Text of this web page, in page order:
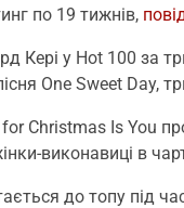
по 19 тижнів,
Кері у Hot 100 за
One Sweet Day,
Christmas Is You
виконавиці в
до топу під